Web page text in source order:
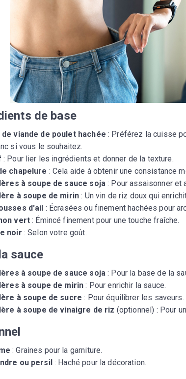
de base
de viande de poulet hachée : Préférez la cuisse
si vous le souhaitez.
: Pour lier les ingrédients et donner de la texture.
chapelure : Cela aide à obtenir une consistance
à soupe de sauce soja : Pour assaisonner et
à soupe de mirin : Un vin de riz doux qui
d'ail : Écrasées ou finement hachées pour
vert: Émincé finement pour une touche fraîche.
noir : Selon votre goût.
sauce
à soupe de sauce soja : Pour la base de la
à soupe de mirin : Pour enrichir la sauce.
à soupe de sucre : Pour équilibrer les saveurs.
à soupe de vinaigre de riz (optionnel) : Pour
: Graines pour la garniture.
ou persil: Haché pour la décoration.